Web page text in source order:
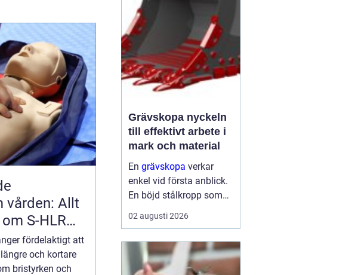
vården: Allt
S-HLR
fördelaktigt att
och kortare
bristyrken och
Grävskopa nyckeln
till effektivt arbete i
mark och material
En grävskopa verkar
enkel vid första anblick.
En böjd stålkropp som
flyttar jord, sten eller
schaktmassor från en
bakom formen finns
noggrann
02 augusti 2026